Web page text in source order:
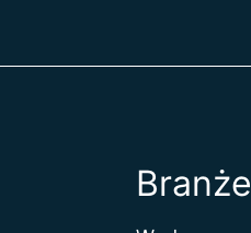
Branże